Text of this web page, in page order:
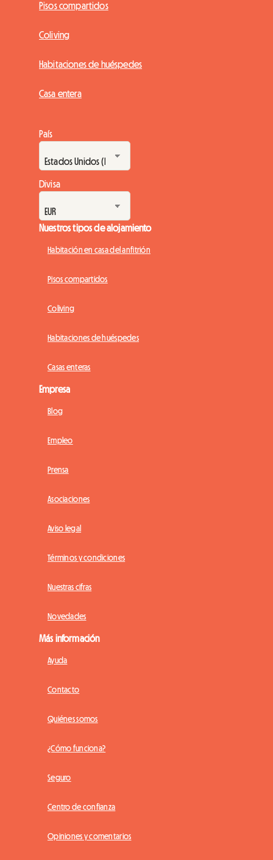
Pisos compartidos
Coliving
Habitaciones de huéspedes
Casa entera
País
Divisa
Nuestros tipos de alojamiento
Habitación en casa del anfitrión
Pisos compartidos
Coliving
Habitaciones de huéspedes
Casas enteras
Empresa
Blog
Empleo
Prensa
Asociaciones
Aviso legal
Términos y condiciones
Nuestras cifras
Novedades
Más información
Ayuda
Contacto
Quiénes somos
¿Cómo funciona?
Seguro
Centro de confianza
Opiniones y comentarios